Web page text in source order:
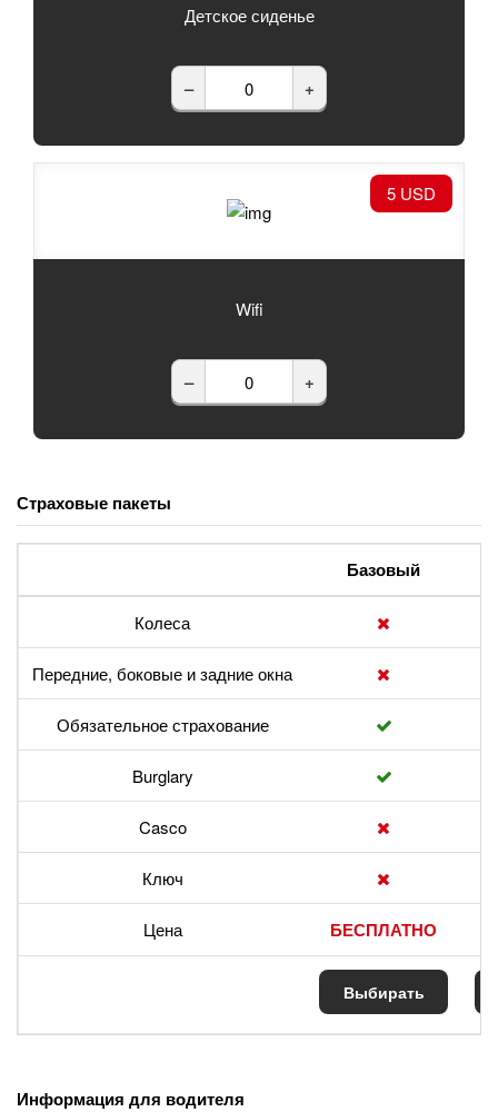
Детское сиденье
– +
5 USD
Wifi
– +
Страховые пакеты
Базовый
Колеса
Передние, боковые и задние окна
Обязательное страхование
Burglary
Casco
Ключ
Цена БЕСПЛАТНО
Выбирать
Информация для водителя